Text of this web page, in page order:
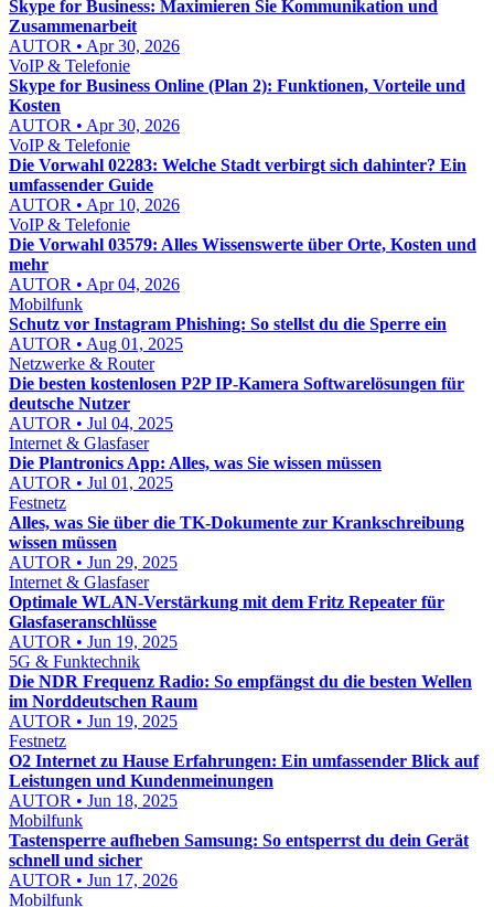
Skype for Business: Maximieren Sie Kommunikation und
Zusammenarbeit
AUTOR • Apr 30, 2026
VoIP & Telefonie
Skype for Business Online (Plan 2): Funktionen, Vorteile und
Kosten
AUTOR • Apr 30, 2026
VoIP & Telefonie
Die Vorwahl 02283: Welche Stadt verbirgt sich dahinter? Ein
umfassender Guide
AUTOR • Apr 10, 2026
VoIP & Telefonie
Die Vorwahl 03579: Alles Wissenswerte über Orte, Kosten und
mehr
AUTOR • Apr 04, 2026
Mobilfunk
Schutz vor Instagram Phishing: So stellst du die Sperre ein
AUTOR • Aug 01, 2025
Netzwerke & Router
Die besten kostenlosen P2P IP-Kamera Softwarelösungen für
deutsche Nutzer
AUTOR • Jul 04, 2025
Internet & Glasfaser
Die Plantronics App: Alles, was Sie wissen müssen
AUTOR • Jul 01, 2025
Festnetz
Alles, was Sie über die TK-Dokumente zur Krankschreibung
wissen müssen
AUTOR • Jun 29, 2025
Internet & Glasfaser
Optimale WLAN-Verstärkung mit dem Fritz Repeater für
Glasfaseranschlüsse
AUTOR • Jun 19, 2025
5G & Funktechnik
Die NDR Frequenz Radio: So empfängst du die besten Wellen
im Norddeutschen Raum
AUTOR • Jun 19, 2025
Festnetz
O2 Internet zu Hause Erfahrungen: Ein umfassender Blick auf
Leistungen und Kundenmeinungen
AUTOR • Jun 18, 2025
Mobilfunk
Tastensperre aufheben Samsung: So entsperrst du dein Gerät
schnell und sicher
AUTOR • Jun 17, 2026
Mobilfunk